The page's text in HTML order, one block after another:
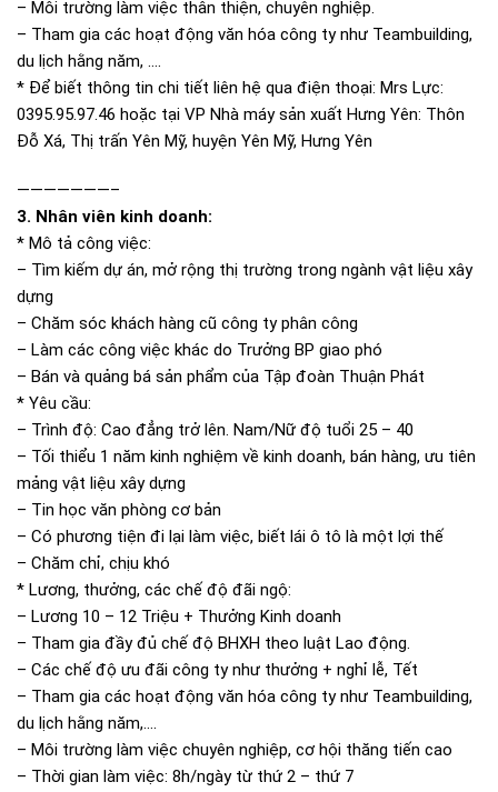
– Môi trường làm việc thân thiện, chuyên nghiệp.
– Tham gia các hoạt động văn hóa công ty như Teambuilding,
du lịch hằng năm, ….
* Để biết thông tin chi tiết liên hệ qua điện thoại: Mrs Lực:
0395.95.97.46 hoặc tại VP Nhà máy sản xuất Hưng Yên: Thôn
Đỗ Xá, Thị trấn Yên Mỹ, huyện Yên Mỹ, Hưng Yên
———————–
3. Nhân viên kinh doanh:
* Mô tả công việc:
– Tìm kiếm dự án, mở rộng thị trường trong ngành vật liệu xây
dựng
– Chăm sóc khách hàng cũ công ty phân công
– Làm các công việc khác do Trưởng BP giao phó
– Bán và quảng bá sản phẩm của Tập đoàn Thuận Phát
* Yêu cầu:
– Trình độ: Cao đẳng trở lên. Nam/Nữ độ tuổi 25 – 40
– Tối thiểu 1 năm kinh nghiệm về kinh doanh, bán hàng, ưu tiên
mảng vật liệu xây dựng
– Tin học văn phòng cơ bản
– Có phương tiện đi lại làm việc, biết lái ô tô là một lợi thế
– Chăm chỉ, chịu khó
* Lương, thưởng, các chế độ đãi ngộ:
– Lương 10 – 12 Triệu + Thưởng Kinh doanh
– Tham gia đầy đủ chế độ BHXH theo luật Lao động.
– Các chế độ ưu đãi công ty như thưởng + nghỉ lễ, Tết
– Tham gia các hoạt động văn hóa công ty như Teambuilding,
du lịch hằng năm,….
– Môi trường làm việc chuyên nghiệp, cơ hội thăng tiến cao
– Thời gian làm việc: 8h/ngày từ thứ 2 – thứ 7